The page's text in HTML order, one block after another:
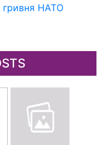
гривня НАТО